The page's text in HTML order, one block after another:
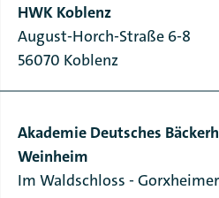
HWK Koblenz
August-Horch-Straße 6-8
56070 Koblenz
Akademie Deutsches
Weinheim
Im Waldschloss -